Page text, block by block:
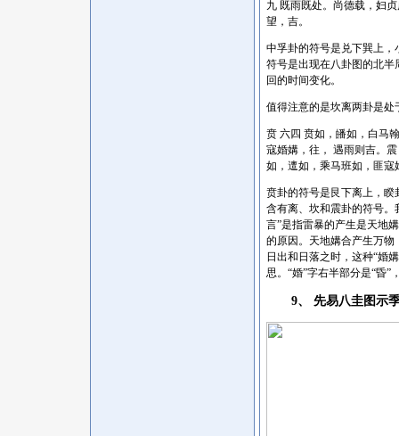
九 既雨既处。尚德载，妇
望，吉。
中孚卦的符号是兑下巽上
符号是出现在八卦图的北
回的时间变化。
值得注意的是坎离两卦是
贲 六四 贲如，皤如，白马
寇婚媾，往， 遇雨则吉。
如，邅如，乘马班如，匪
贲卦的符号是艮下离上，
含有离、坎和震卦的符号。
言”是指雷暴的产生是天地
的原因。天地媾合产生万
日出和日落之时，这种“婚
思。“婚”字右半部分是“昏
9、 先易八圭图示